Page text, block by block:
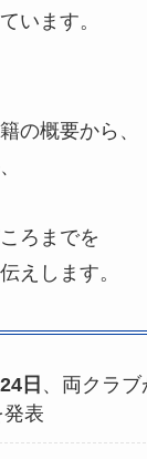
います。
の概要から、
ろまでを
えします。
日 、両クラ
表